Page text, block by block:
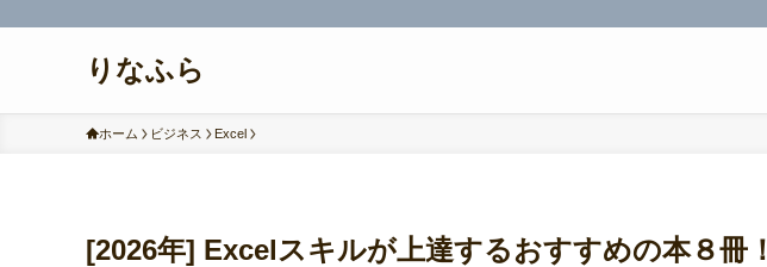
りなふら
ホーム ビジネス Excel
[2026年] Excelスキルが上達するおすすめの本８冊！